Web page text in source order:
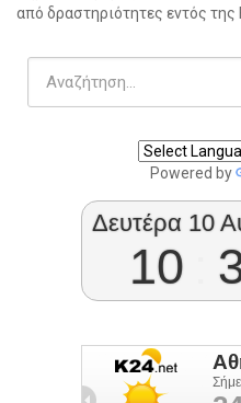
από δραστηριότητες εντός της
Powered by
Δευτέρα 10
10